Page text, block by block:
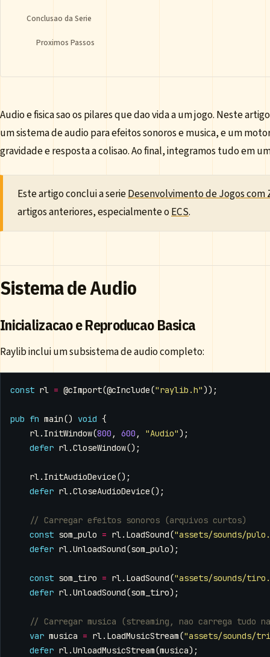
Conclusao da Serie
Proximos Passos
Audio e fisica sao os pilares que dao vida a um jogo. Neste
um sistema de audio para efeitos sonoros e musica, e um
gravidade e resposta a colisao. Ao final, integramos tudo em
Este artigo conclui a serieDesenvolvimento de Jogos com
artigos anteriores, especialmente oECS.
Sistema de Audio
Inicializacao e Reproducao Basica
Raylib inclui um subsistema de audio completo:
const rl = @cImport(@cInclude("raylib.h"));
pub fn main() void {
rl. InitWindow(800 , 600 , "Audio");
defer rl.CloseWindow();
rl. InitAudioDevice();
defer rl.CloseAudioDevice();
const som_pulo = rl. LoadSound("assets/sounds/
defer rl.UnloadSound(som_pulo);
const som_tiro = rl. LoadSound("assets/sounds/
defer rl.UnloadSound(som_tiro);
var musica = rl. LoadMusicStream("assets/sounds/
defer rl.UnloadMusicStream(musica);